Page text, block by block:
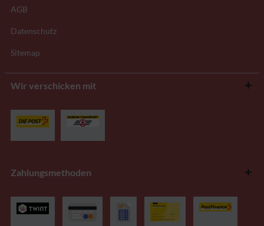
AGB
Datenschutz
Sitemap
Wir verschicken mit
Zahlungsmethoden